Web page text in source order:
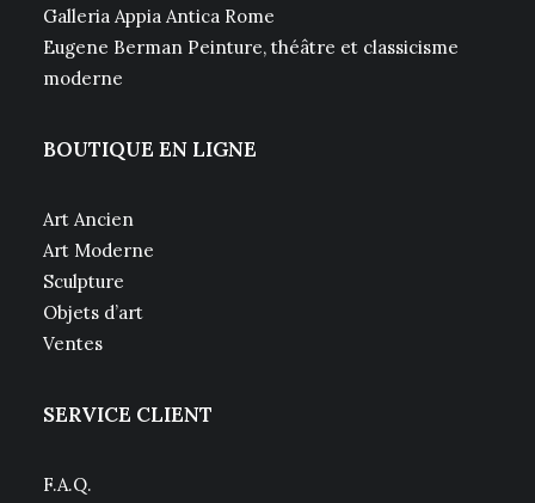
Galleria Appia Antica Rome
Eugene Berman Peinture, théâtre et classicisme
moderne
BOUTIQUE EN LIGNE
Art Ancien
Art Moderne
Sculpture
Objets d’art
Ventes
SERVICE CLIENT
F.A.Q.